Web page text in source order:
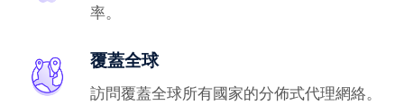
率。
覆蓋全球
訪問覆蓋全球所有國家的分佈式代理網絡。